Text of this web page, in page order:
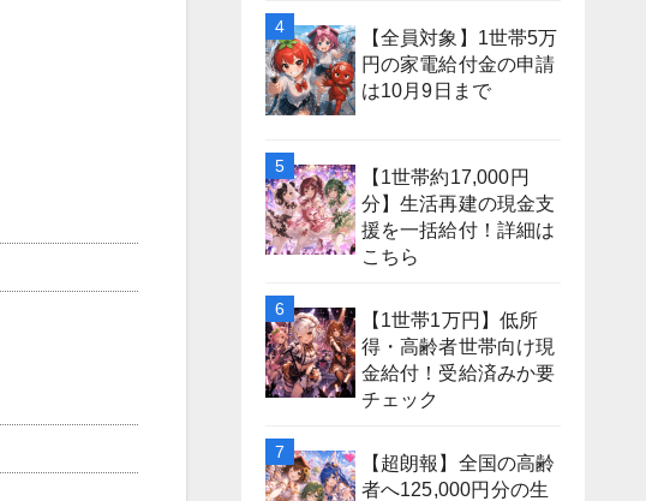
【全員対象】1世帯5万
円の家電給付金の申請
は10月9日まで
【1世帯約17,000円
分】生活再建の現金支
援を一括給付！詳細は
こちら
【1世帯1万円】低所
得・高齢者世帯向け現
金給付！受給済みか要
チェック
【超朗報】全国の高齢
者へ125,000円分の生